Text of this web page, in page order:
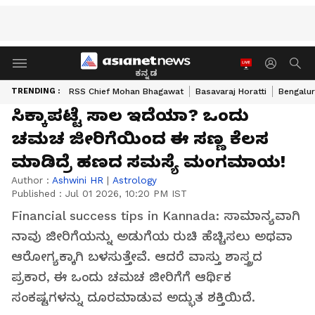
ಕನ್ನಡ
TRENDING : RSS Chief Mohan Bhagawat Basavaraj Horatti
ಸಿಕ್ಕಾಪಟ್ಟೆ ಸಾಲ ಇದೆಯಾ? ಒಂದು
ಚಮಚ ಜೀರಿಗೆಯಿಂದ ಈ ಸಣ್ಣ ಕೆಲಸ
ಮಾಡಿದ್ರೆ ಹಣದ ಸಮಸ್ಯೆ ಮಂಗಮಾಯ!
Author : Ashwini HR | Astrology
Published : Jul 01 2026, 10:20 PM IST
Financial success tips in Kannada: ಸಾಮಾನ್ಯವಾಗಿ
ನಾವು ಜೀರಿಗೆಯನ್ನು ಅಡುಗೆಯ ರುಚಿ ಹೆಚ್ಚಿಸಲು ಅಥವಾ
ಆರೋಗ್ಯಕ್ಕಾಗಿ ಬಳಸುತ್ತೇವೆ. ಆದರೆ ವಾಸ್ತು ಶಾಸ್ತ್ರದ
ಪ್ರಕಾರ, ಈ ಒಂದು ಚಮಚ ಜೀರಿಗೆಗೆ ಆರ್ಥಿಕ
ಸಂಕಷ್ಟಗಳನ್ನು ದೂರಮಾಡುವ ಅದ್ಭುತ ಶಕ್ತಿಯಿದೆ.